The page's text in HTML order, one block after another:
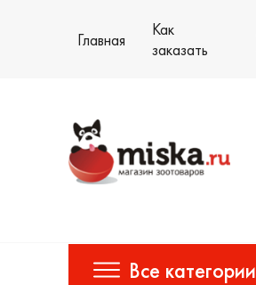
Главная
Как
заказать
Все категории